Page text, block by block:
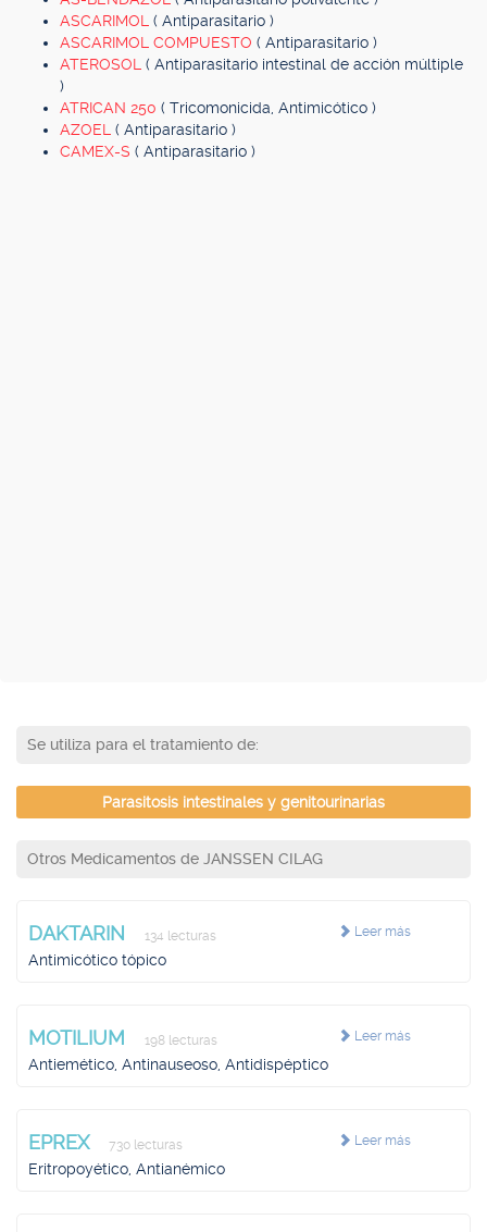
ASCARIMOL ( Antiparasitario )
ASCARIMOL COMPUESTO ( Antiparasitario )
ATEROSOL ( Antiparasitario intestinal de acción múltiple
)
ATRICAN 250 ( Tricomonicida, Antimicótico )
AZOEL ( Antiparasitario )
CAMEX-S ( Antiparasitario )
Se utiliza para el tratamiento de:
Parasitosis intestinales y genitourinarias
Otros Medicamentos de JANSSEN CILAG
Leer más
DAKTARIN 134 lecturas
Antimicótico tópico
Leer más
MOTILIUM 198 lecturas
Antiemético, Antinauseoso, Antidispéptico
Leer más
EPREX 730 lecturas
Eritropoyético, Antianémico